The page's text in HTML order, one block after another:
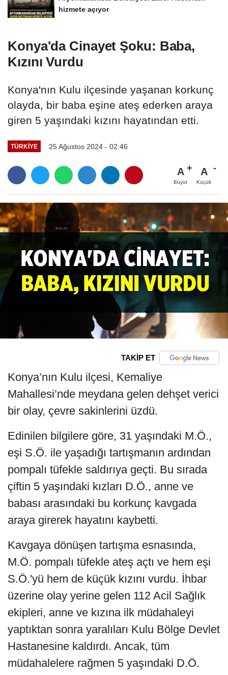
hizmete açıyor
Konya'da Cinayet Şoku: Baba,
Kızını Vurdu
Konya'nın Kulu ilçesinde yaşanan korkunç
olayda, bir baba eşine ateş ederken araya
giren 5 yaşındaki kızını hayatından etti.
TÜRKIYE 25 Ağustos 2024 - 02:46
A
Büyüt
A
Küçült
TAKİP ET
Konya’nın Kulu ilçesi, Kemaliye
Mahallesi’nde meydana gelen dehşet verici
bir olay, çevre sakinlerini üzdü.
Edinilen bilgilere göre, 31 yaşındaki M.Ö.,
eşi S.Ö. ile yaşadığı tartışmanın ardından
pompalı tüfekle saldırıya geçti. Bu sırada
çiftin 5 yaşındaki kızları D.Ö., anne ve
babası arasındaki bu korkunç kavgada
araya girerek hayatını kaybetti.
Kavgaya dönüşen tartışma esnasında,
M.Ö. pompalı tüfekle ateş açtı ve hem eşi
S.Ö.'yü hem de küçük kızını vurdu. İhbar
üzerine olay yerine gelen 112 Acil Sağlık
ekipleri, anne ve kızına ilk müdahaleyi
yaptıktan sonra yaralıları Kulu Bölge Devlet
Hastanesine kaldırdı. Ancak, tüm
müdahalelere rağmen 5 yaşındaki D.Ö.